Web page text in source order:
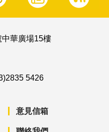
華廣場15樓
5426
意見信箱